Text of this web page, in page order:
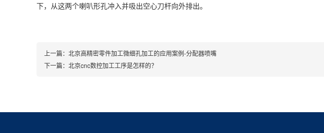
下，从这两个喇叭形孔冲入并吸出空心刀杆向外排出。
上一篇： 北京高精密零件加工微细孔加工的应用案例-分配器喷嘴
下一篇： 北京cnc数控加工工序是怎样的？